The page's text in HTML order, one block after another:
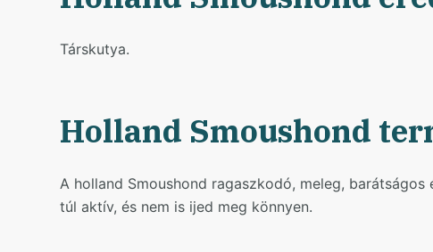
Társkutya.
Holland Smoushond
A holland Smoushond ragaszkodó, meleg,
túl aktív, és nem is ijed meg könnyen.